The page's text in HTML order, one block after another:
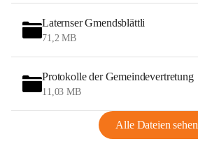
Laternser Gmendsblättli
71,2 MB
Protokolle der Gemeindevertretung
11,03 MB
Alle Dateien sehen